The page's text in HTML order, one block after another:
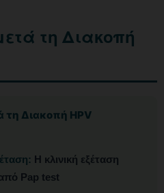
τη Διακοπή
τη Διακοπή HPV
Η κλινική εξέταση
από Pap test